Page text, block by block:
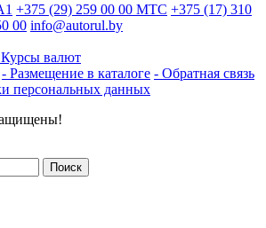
+375 (29) 259 00 00 МТС +375 (17) 310
00 info@autorul.by
валют
- Размещение в каталоге - Обратная связь
персональных данных